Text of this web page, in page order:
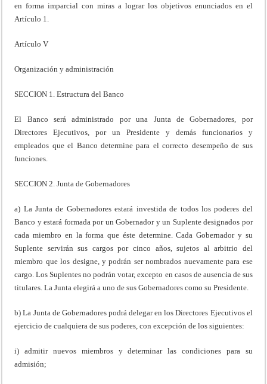
en forma imparcial con miras a lograr los objetivos enunciados en el
Artículo 1.
Artículo V
Organización y administración
SECCION 1. Estructura del Banco
El Banco será administrado por una Junta de Gobernadores, por
Directores Ejecutivos, por un Presidente y demás funcionarios y
empleados que el Banco determine para el correcto desempeño de sus
funciones.
SECCION 2. Junta de Gobernadores
a) La Junta de Gobernadores estará investida de todos los poderes del
Banco y estará formada por un Gobernador y un Suplente designados por
cada miembro en la forma que éste determine. Cada Gobernador y su
Suplente servirán sus cargos por cinco años, sujetos al arbitrio del
miembro que los designe, y podrán ser nombrados nuevamente para ese
cargo. Los Suplentes no podrán votar, excepto en casos de ausencia de sus
titulares. La Junta elegirá a uno de sus Gobernadores como su Presidente.
b) La Junta de Gobernadores podrá delegar en los Directores Ejecutivos el
ejercicio de cualquiera de sus poderes, con excepción de los siguientes:
i) admitir nuevos miembros y determinar las condiciones para su
admisión;